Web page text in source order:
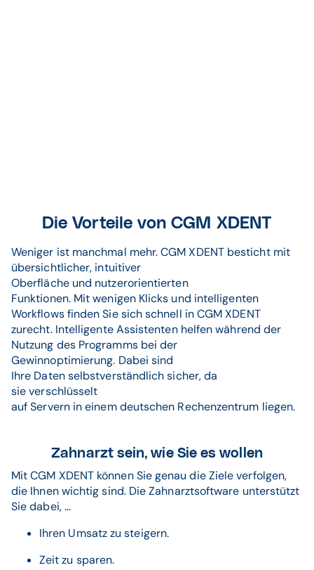
Die Vorteile von CGM XDENT
Weniger ist manchmal mehr. CGM XDENT besticht mit
übersichtlicher, intuitiver
Oberfläche und nutzerorientierten
Funktionen. Mit wenigen Klicks und intelligenten
Workflows finden Sie sich schnell in CGM XDENT
zurecht. Intelligente Assistenten helfen während der
Nutzung des Programms bei der
Gewinnoptimierung. Dabei sind
Ihre Daten selbstverständlich sicher, da
sie verschlüsselt
auf Servern in einem deutschen Rechenzentrum liegen.
Zahnarzt sein, wie Sie es wollen
Mit CGM XDENT können Sie genau die Ziele verfolgen,
die Ihnen wichtig sind. Die Zahnarztsoftware unterstützt
Sie dabei, ...
Ihren Umsatz zu steigern.
Zeit zu sparen.